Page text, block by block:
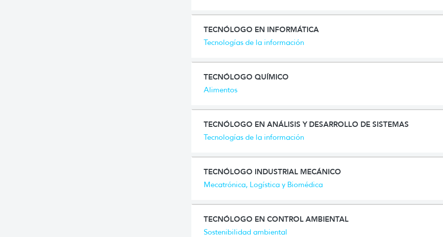
TECNÓLOGO EN INFORMÁTICA
Tecnologías de la información
TECNÓLOGO QUÍMICO
Alimentos
TECNÓLOGO EN ANÁLISIS Y DESARROLLO DE SISTEMAS
Tecnologías de la información
TECNÓLOGO INDUSTRIAL MECÁNICO
Mecatrónica, Logística y Biomédica
TECNÓLOGO EN CONTROL AMBIENTAL
Sostenibilidad ambiental